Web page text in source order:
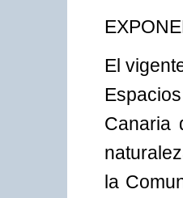
El
Canaria
la